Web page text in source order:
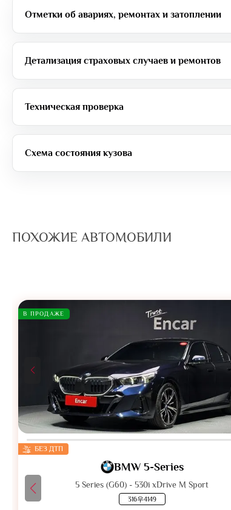
Отметки об авариях, ремонтах и затоплении
Детализация страховых случаев и ремонтов
Техническая проверка
Схема состояния кузова
ПОХОЖИЕ АВТОМОБИЛИ
В ПРОДАЖЕ
БЕЗ ДТП
BMW 5-Series
5 Series (G60) - 530i xDrive M Sport
316우4149